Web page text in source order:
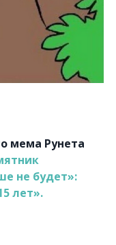
мема Рунета
не будет»:
лет».